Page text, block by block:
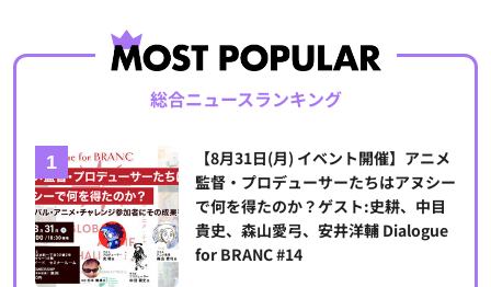
総合ニュースランキング
【8月31日(月) イベント開催】アニメ
監督・プロデューサーたちはアヌシー
で何を得たのか？ゲスト:史耕、中目
貴史、森山愛弓、安井洋輔 Dialogue
for BRANC #14